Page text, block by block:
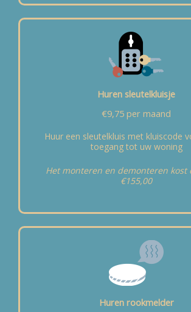
Huren sleutelkluisje
€9,75 per maand
Huur een sleutelkluis met kluiscode
toegang tot uw woning
Het monteren en demonteren kost
€155,00
Huren rookmelder